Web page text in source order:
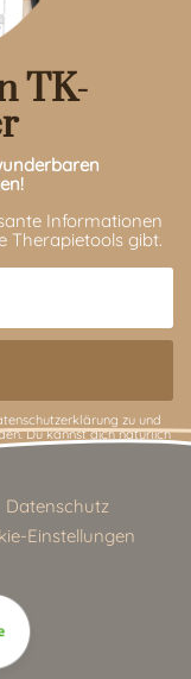
TK-
Informationen
Therapietools gibt.
zu und
Du kannst dich natürlich
Datenschutz
Einstellungen